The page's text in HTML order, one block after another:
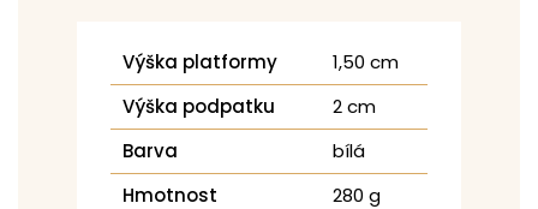
Výška platformy
1,50 cm
Výška podpatku
2 cm
Barva
bílá
Hmotnost
280 g